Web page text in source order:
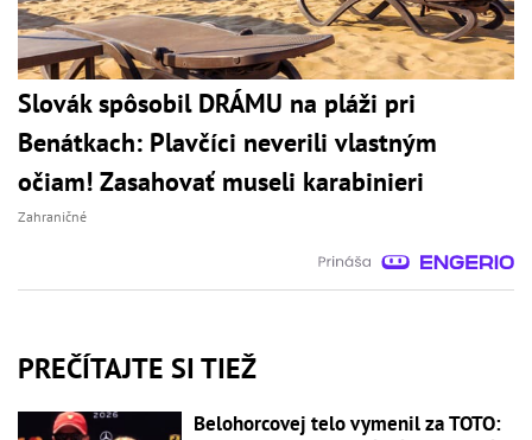
Slovák spôsobil DRÁMU na pláži pri
Benátkach: Plavčíci neverili vlastným
očiam! Zasahovať museli karabinieri
Zahraničné
PREČÍTAJTE SI TIEŽ
Belohorcovej telo vymenil za TOTO: